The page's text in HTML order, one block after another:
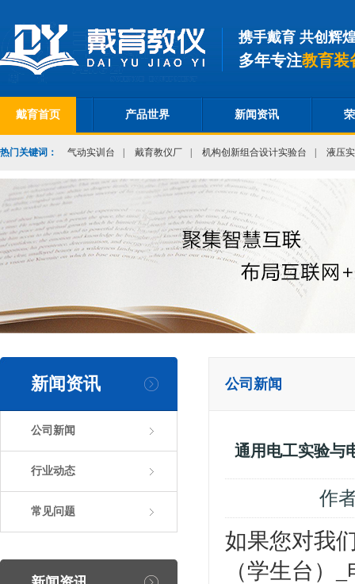
携手戴育 共创辉
多年专注教育装
戴育首页 产品世界 新闻资讯
热门关键词： 气动实训台 戴育教仪厂 机构创新组合设计实验台 液压
新闻资讯
公司新闻
行业动态
常见问题
公司新闻
通用电工实验与
作
如果您对我
（学生台）